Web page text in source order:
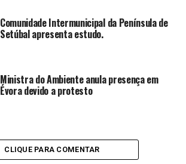
Comunidade Intermunicipal da Península de
Setúbal apresenta estudo.
Ministra do Ambiente anula presença em
Évora devido a protesto
CLIQUE PARA COMENTAR